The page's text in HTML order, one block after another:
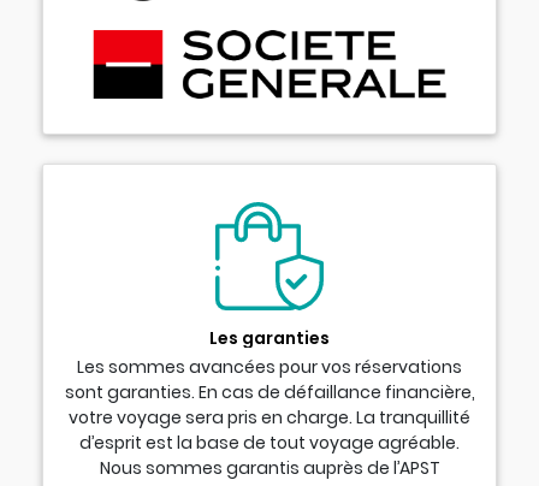
Les garanties
Les sommes avancées pour vos réservations
sont garanties. En cas de défaillance financière,
votre voyage sera pris en charge. La tranquillité
d’esprit est la base de tout voyage agréable.
Nous sommes garantis auprès de l’APST